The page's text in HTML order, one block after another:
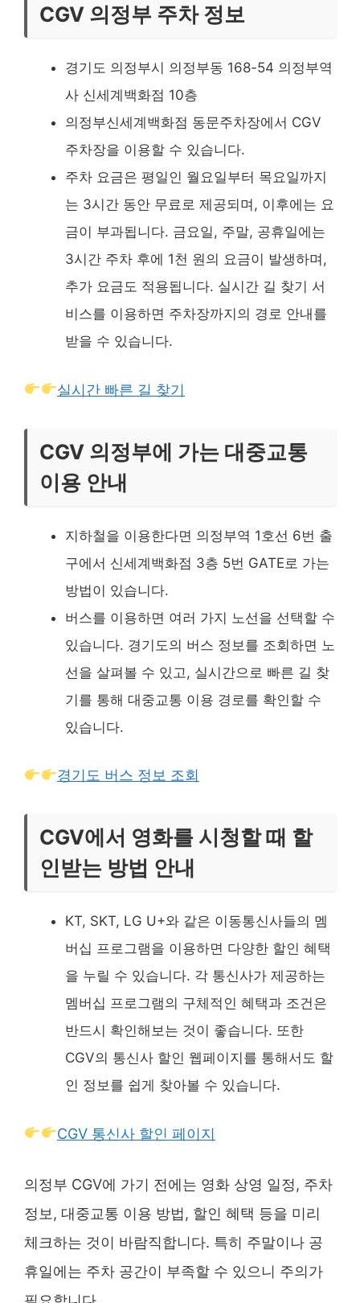
CGV 의정부 주차 정보
경기도 의정부시 의정부동 168-54 의정부역
사 신세계백화점 10층
의정부신세계백화점 동문주차장에서 CGV
주차장을 이용할 수 있습니다.
주차 요금은 평일인 월요일부터 목요일까지
는 3시간 동안 무료로 제공되며, 이후에는 요
금이 부과됩니다. 금요일, 주말, 공휴일에는
3시간 주차 후에 1천 원의 요금이 발생하며,
추가 요금도 적용됩니다. 실시간 길 찾기 서
비스를 이용하면 주차장까지의 경로 안내를
받을 수 있습니다.
실시간 빠른 길 찾기
CGV 의정부에 가는 대중교통
이용 안내
지하철을 이용한다면 의정부역 1호선 6번 출
구에서 신세계백화점 3층 5번 GATE로 가는
방법이 있습니다.
버스를 이용하면 여러 가지 노선을 선택할 수
있습니다. 경기도의 버스 정보를 조회하면 노
선을 살펴볼 수 있고, 실시간으로 빠른 길 찾
기를 통해 대중교통 이용 경로를 확인할 수
있습니다.
경기도 버스 정보 조회
CGV에서 영화를 시청할 때 할
인받는 방법 안내
KT, SKT, LG U+와 같은 이동통신사들의 멤
버십 프로그램을 이용하면 다양한 할인 혜택
을 누릴 수 있습니다. 각 통신사가 제공하는
멤버십 프로그램의 구체적인 혜택과 조건은
반드시 확인해보는 것이 좋습니다. 또한
CGV의 통신사 할인 웹페이지를 통해서도 할
인 정보를 쉽게 찾아볼 수 있습니다.
CGV 통신사 할인 페이지
의정부 CGV에 가기 전에는 영화 상영 일정, 주차
정보, 대중교통 이용 방법, 할인 혜택 등을 미리
체크하는 것이 바람직합니다. 특히 주말이나 공
휴일에는 주차 공간이 부족할 수 있으니 주의가